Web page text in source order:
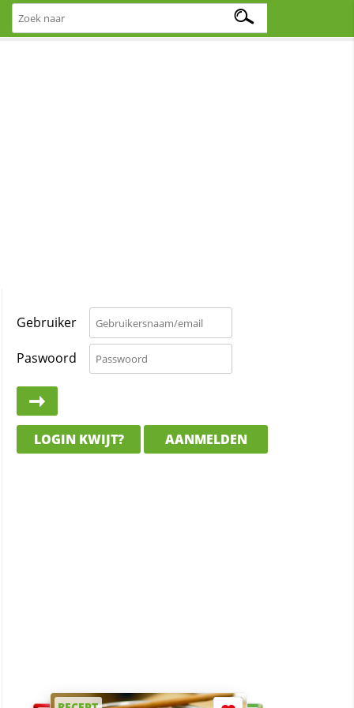
Gebruiker
Paswoord
LOGIN KWIJT? AANMELDEN